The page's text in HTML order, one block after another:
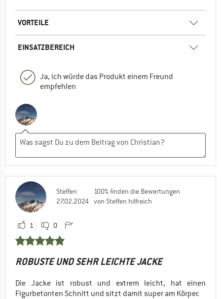
VORTEILE
EINSATZBEREICH
Ja, ich würde das Produkt einem Freund
empfehlen
Steffen
27.02.2024
100% finden die Bewertungen
von Steffen hilfreich
1 0
ROBUSTE UND SEHR LEICHTE JACKE
Die Jacke ist robust und extrem leicht, hat einen
Figurbetonten Schnitt und sitzt damit super am Körper.